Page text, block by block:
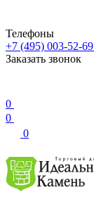
Телефоны
+7 (495) 003-52-69
Заказать звонок
0
0
0